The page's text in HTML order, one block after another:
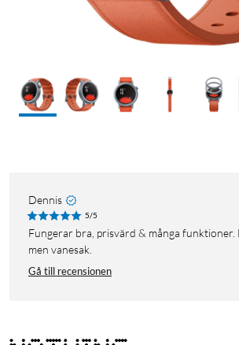
Dennis
5/5
Fungerar bra, prisvärd & många funktioner. Lite stor storlek
men vanesak.
Gå till recensionen